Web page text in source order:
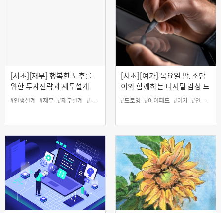
[서초][재무] 행복한 노후를
위한 투자전략과 재무설계
#인생설계 #재무 #재무설계 #투자
[서초][여가] 목요일 밤, 소담
이와 함께하는 디지털 감성 드
로잉
#드로잉 #아이패드 #여가 #인생설계